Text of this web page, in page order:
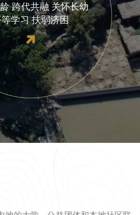
跨代共融 关怀长幼
学习 扶弱济困